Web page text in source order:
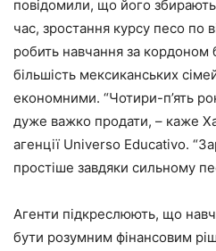
повідомили, що його
час, зростання курсу песо по
робить навчання за кордоном
більшість мексиканських
економними. “Чотири-п’ять
дуже важко продати, – каже
агенції Universo Educativo.
простіше завдяки сильному
Агенти підкреслюють, що
бути розумним фінансовим